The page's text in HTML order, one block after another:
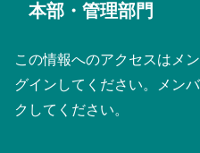
本部・管理部門
この情報へのアクセスはメ
グインしてください。メン
クしてください。